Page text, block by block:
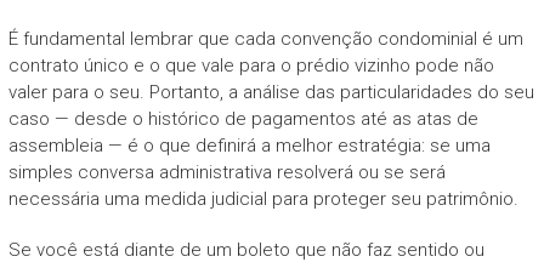
É fundamental lembrar que cada convenção condominial é um
contrato único e o que vale para o prédio vizinho pode não
valer para o seu. Portanto, a análise das particularidades do seu
caso — desde o histórico de pagamentos até as atas de
assembleia — é o que definirá a melhor estratégia: se uma
simples conversa administrativa resolverá ou se será
necessária uma medida judicial para proteger seu patrimônio.
Se você está diante de um boleto que não faz sentido ou